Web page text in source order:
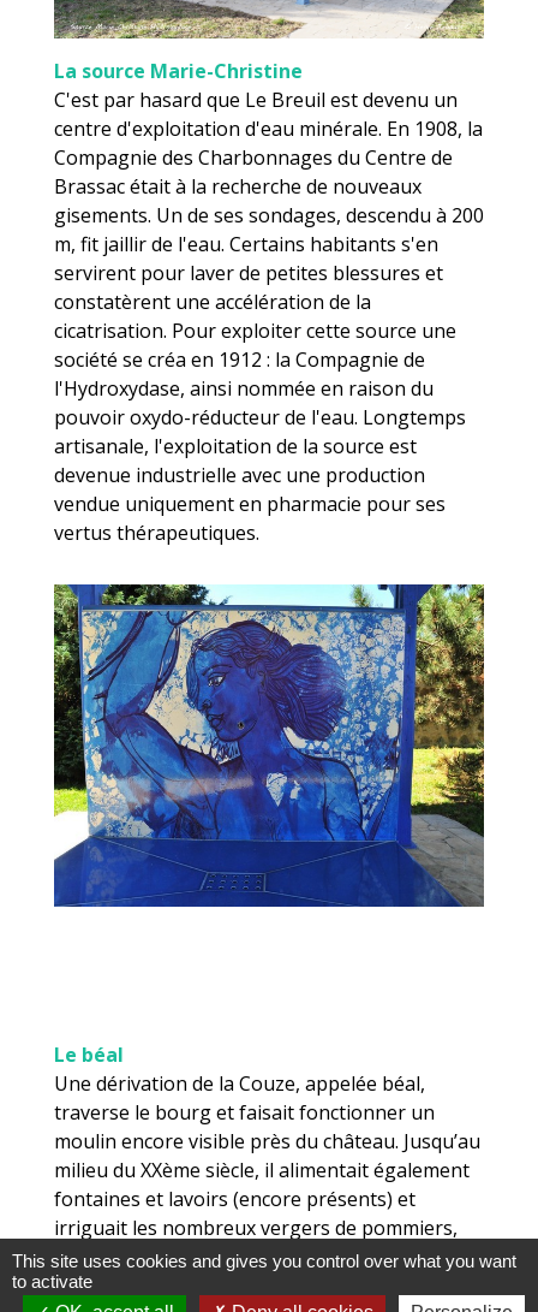
La source Marie-Christine
C'est par hasard que Le Breuil est devenu un
centre d'exploitation d'eau minérale. En 1908, la
Compagnie des Charbonnages du Centre de
Brassac était à la recherche de nouveaux
gisements. Un de ses sondages, descendu à 200
m, fit jaillir de l'eau. Certains habitants s'en
servirent pour laver de petites blessures et
constatèrent une accélération de la
cicatrisation. Pour exploiter cette source une
société se créa en 1912 : la Compagnie de
l'Hydroxydase, ainsi nommée en raison du
pouvoir oxydo-réducteur de l'eau. Longtemps
artisanale, l'exploitation de la source est
devenue industrielle avec une production
vendue uniquement en pharmacie pour ses
vertus thérapeutiques.
Le béal
Une dérivation de la Couze, appelée béal,
traverse le bourg et faisait fonctionner un
moulin encore visible près du château. Jusqu’au
milieu du XXème siècle, il alimentait également
fontaines et lavoirs (encore présents) et
irriguait les nombreux vergers de pommiers,
aujourd’hui disparus, dont les fruits étaient
exportés par wagons entiers de la gare du
This site uses cookies and gives you control over what you want
to activate